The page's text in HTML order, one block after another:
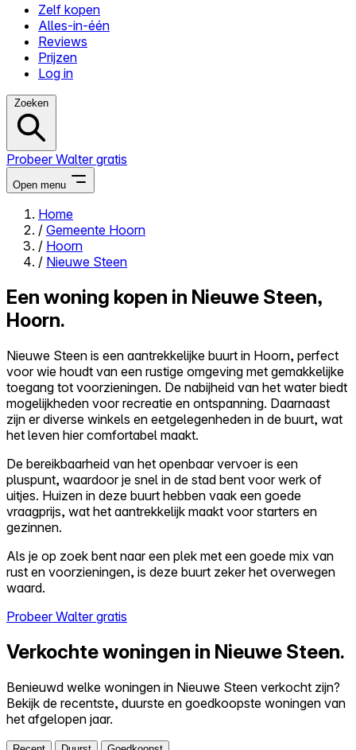
Zelf kopen
Alles-in-één
Reviews
Prijzen
Log in
Zoeken
Probeer Walter gratis
Open menu
Close menu
Zelf kopen
Reviews
Prijzen
Log in
Probeer Walter gratis
Home
/ Gemeente Hoorn
/ Hoorn
/ Nieuwe Steen
Een woning kopen in Nieuwe Steen,
Hoorn.
Nieuwe Steen is een aantrekkelijke buurt in Hoorn, perfect
voor wie houdt van een rustige omgeving met gemakkelijke
toegang tot voorzieningen. De nabijheid van het water biedt
mogelijkheden voor recreatie en ontspanning. Daarnaast
zijn er diverse winkels en eetgelegenheden in de buurt, wat
het leven hier comfortabel maakt.
De bereikbaarheid van het openbaar vervoer is een
pluspunt, waardoor je snel in de stad bent voor werk of
uitjes. Huizen in deze buurt hebben vaak een goede
vraagprijs, wat het aantrekkelijk maakt voor starters en
gezinnen.
Als je op zoek bent naar een plek met een goede mix van
rust en voorzieningen, is deze buurt zeker het overwegen
waard.
Probeer Walter gratis
Verkochte woningen in Nieuwe Steen.
Benieuwd welke woningen in Nieuwe Steen verkocht zijn?
Bekijk de recentste, duurste en goedkoopste woningen van
het afgelopen jaar.